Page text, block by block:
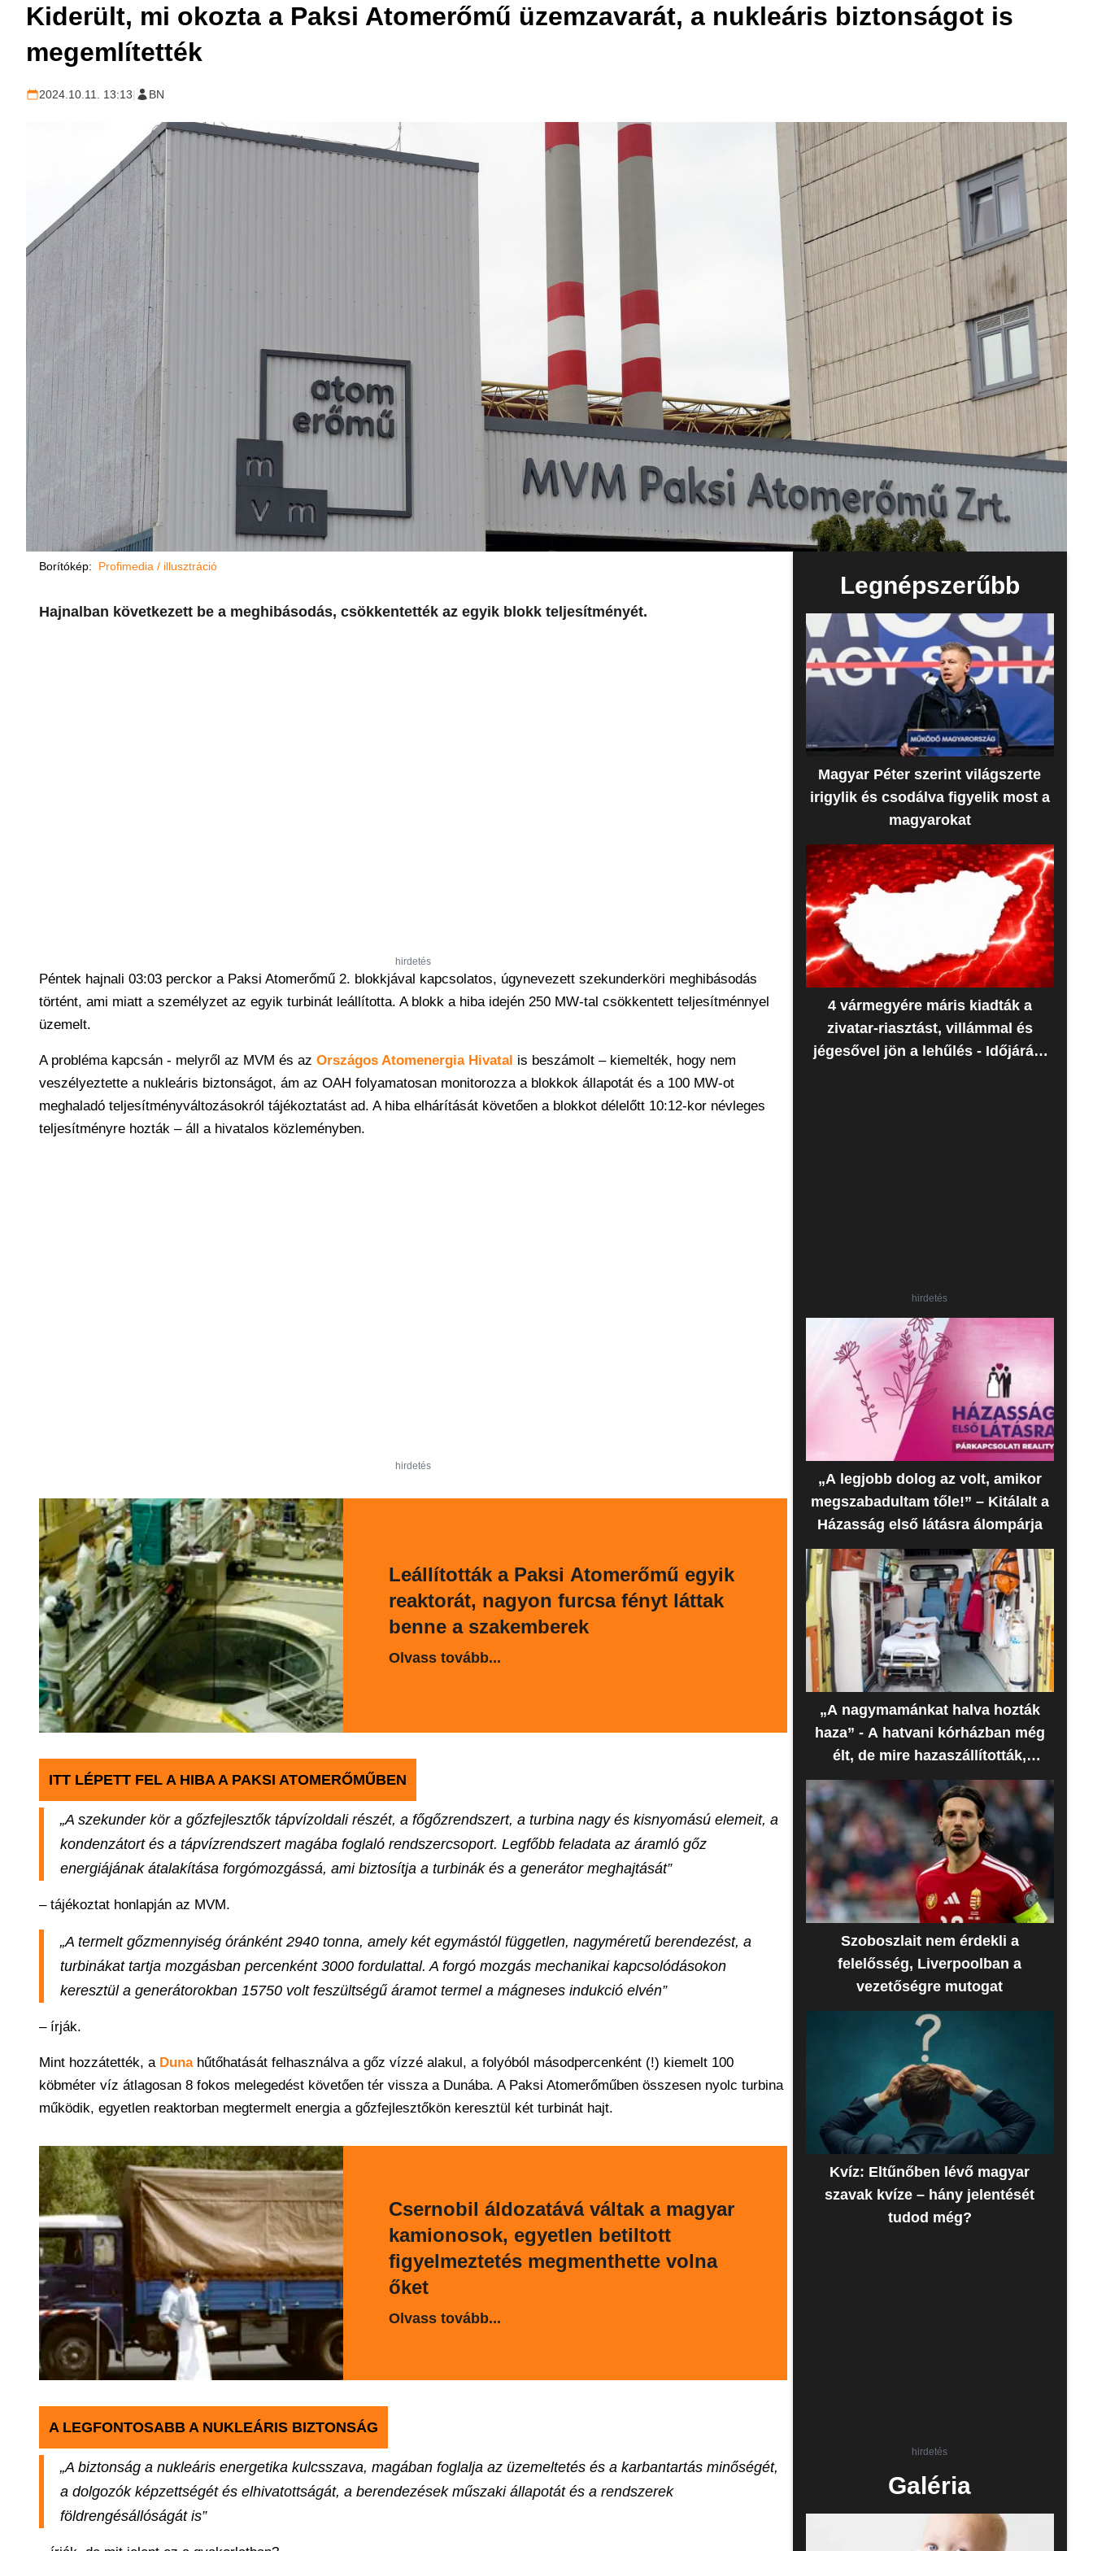
Kiderült, mi okozta a Paksi Atomerőmű üzemzavarát, a nukleáris biztonságot is
megemlítették
2024.10.11. 13:13| BN
Borítókép: Profimedia / illusztráció
Hajnalban következett be a meghibásodás, csökkentették az egyik blokk teljesítményét.
hirdetés
Péntek hajnali 03:03 perckor a Paksi Atomerőmű 2. blokkjával kapcsolatos, úgynevezett szekunderköri meghibásodás
történt, ami miatt a személyzet az egyik turbinát leállította. A blokk a hiba idején 250 MW-tal csökkentett teljesítménnyel
üzemelt.
A probléma kapcsán - melyről az MVM és az Országos Atomenergia Hivatal is beszámolt – kiemelték, hogy nem
veszélyeztette a nukleáris biztonságot, ám az OAH folyamatosan monitorozza a blokkok állapotát és a 100 MW-ot
meghaladó teljesítményváltozásokról tájékoztatást ad. A hiba elhárítását követően a blokkot délelőtt 10:12-kor névleges
teljesítményre hozták – áll a hivatalos közleményben.
hirdetés
Leállították a Paksi Atomerőmű egyik
reaktorát, nagyon furcsa fényt láttak
benne a szakemberek
Olvass tovább...
ITT LÉPETT FEL A HIBA A PAKSI ATOMERŐMŰBEN
„A szekunder kör a gőzfejlesztők tápvízoldali részét, a főgőzrendszert, a turbina nagy és kisnyomású elemeit, a
kondenzátort és a tápvízrendszert magába foglaló rendszercsoport. Legfőbb feladata az áramló gőz
energiájának átalakítása forgómozgássá, ami biztosítja a turbinák és a generátor meghajtását”
– tájékoztat honlapján az MVM.
„A termelt gőzmennyiség óránként 2940 tonna, amely két egymástól független, nagyméretű berendezést, a
turbinákat tartja mozgásban percenként 3000 fordulattal. A forgó mozgás mechanikai kapcsolódásokon
keresztül a generátorokban 15750 volt feszültségű áramot termel a mágneses indukció elvén”
– írják.
Mint hozzátették, a Dunahűtőhatását felhasználva a gőz vízzé alakul, a folyóból másodpercenként (!) kiemelt 100
köbméter víz átlagosan 8 fokos melegedést követően tér vissza a Dunába. A Paksi Atomerőműben összesen nyolc turbina
működik, egyetlen reaktorban megtermelt energia a gőzfejlesztőkön keresztül két turbinát hajt.
Csernobil áldozatává váltak a magyar
kamionosok, egyetlen betiltott
figyelmeztetés megmenthette volna
őket
Olvass tovább...
A LEGFONTOSABB A NUKLEÁRIS BIZTONSÁG
„A biztonság a nukleáris energetika kulcsszava, magában foglalja az üzemeltetés és a karbantartás minőségét,
a dolgozók képzettségét és elhivatottságát, a berendezések műszaki állapotát és a rendszerek
földrengésállóságát is”
Legnépszerűbb
Magyar Péter szerint világszerte
irigylik és csodálva figyelik most a
magyarokat
4 vármegyére máris kiadták a
zivatar-riasztást, villámmal és
jégesővel jön a lehűlés - Időjárás-
hirdetés
„A legjobb dolog az volt, amikor
megszabadultam tőle!” – Kitálalt a
Házasság első látásra álompárja
„A nagymamánkat halva hozták
haza” - A hatvani kórházban még
élt, de mire hazaszállították,
meghalt az idős nő
Szoboszlait nem érdekli a
felelősség, Liverpoolban a
vezetőségre mutogat
Kvíz: Eltűnőben lévő magyar
szavak kvíze – hány jelentését
tudod még?
hirdetés
Galéria